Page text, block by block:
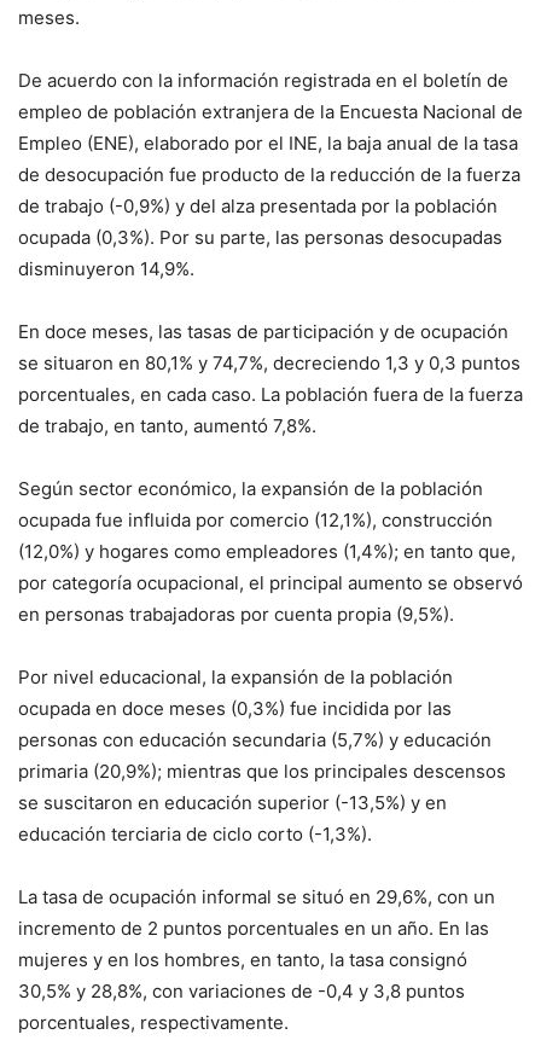
meses.
De acuerdo con la información registrada en el boletín de
empleo de población extranjera de la Encuesta Nacional de
Empleo (ENE), elaborado por el INE, la baja anual de la tasa
de desocupación fue producto de la reducción de la fuerza
de trabajo (-0,9%) y del alza presentada por la población
ocupada (0,3%). Por su parte, las personas desocupadas
disminuyeron 14,9%.
En doce meses, las tasas de participación y de ocupación
se situaron en 80,1% y 74,7%, decreciendo 1,3 y 0,3 puntos
porcentuales, en cada caso. La población fuera de la fuerza
de trabajo, en tanto, aumentó 7,8%.
Según sector económico, la expansión de la población
ocupada fue influida por comercio (12,1%), construcción
(12,0%) y hogares como empleadores (1,4%); en tanto que,
por categoría ocupacional, el principal aumento se observó
en personas trabajadoras por cuenta propia (9,5%).
Por nivel educacional, la expansión de la población
ocupada en doce meses (0,3%) fue incidida por las
personas con educación secundaria (5,7%) y educación
primaria (20,9%); mientras que los principales descensos
se suscitaron en educación superior (-13,5%) y en
educación terciaria de ciclo corto (-1,3%).
La tasa de ocupación informal se situó en 29,6%, con un
incremento de 2 puntos porcentuales en un año. En las
mujeres y en los hombres, en tanto, la tasa consignó
30,5% y 28,8%, con variaciones de -0,4 y 3,8 puntos
porcentuales, respectivamente.